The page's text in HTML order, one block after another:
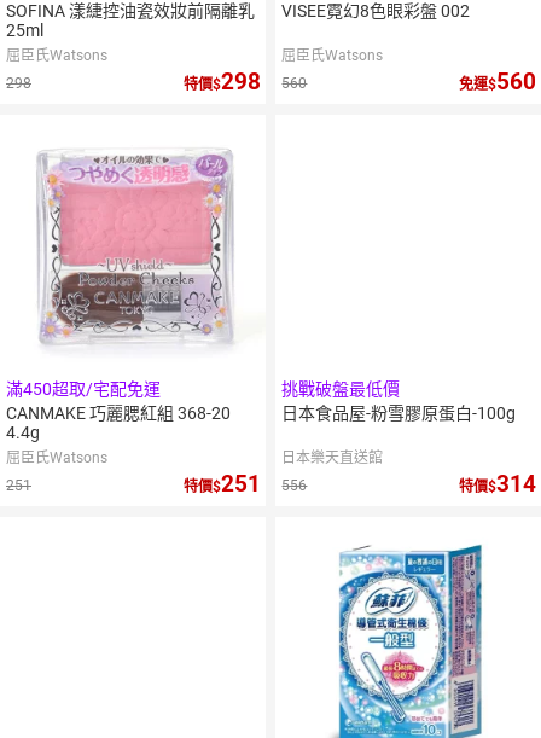
SOFINA 漾緁控油瓷效妝前隔離乳
25ml
屈臣氏Watsons
298
特價 298
VISEE霓幻8色眼彩盤 002
屈臣氏Watsons
560
免運 560
滿450超取/宅配免運
CANMAKE 巧麗腮紅組 368-20
4.4g
屈臣氏Watsons
251
特價 251
挑戰破盤最低價
日本食品屋-粉雪膠原蛋白-100g
日本樂天直送館
556
特價 314